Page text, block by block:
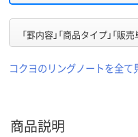
「罫内容」「商品タイプ」「販
コクヨのリングノートを全て
商品説明